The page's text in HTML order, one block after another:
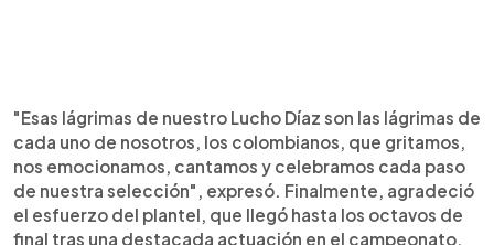
"Esas lágrimas de nuestro Lucho Díaz son las lágrimas de
cada uno de nosotros, los colombianos, que gritamos,
nos emocionamos, cantamos y celebramos cada paso
de nuestra selección", expresó. Finalmente, agradeció
el esfuerzo del plantel, que llegó hasta los octavos de
final tras una destacada actuación en el campeonato.